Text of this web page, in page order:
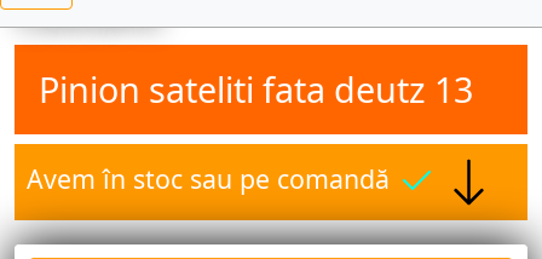
Căutare:
Pinion sateliti fata deutz 13
Avem în stoc sau pe comandă